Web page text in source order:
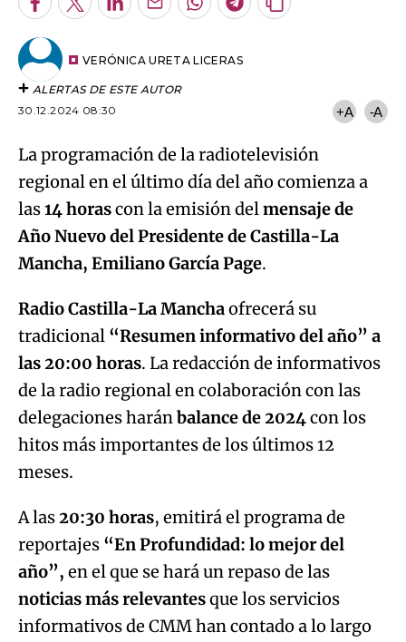
Facebook
TwitterLinkedInEnviarWhatsapp
Telegram
Copiar
VERÓNICA URETA LICERAS
ALERTAS DE ESTE AUTOR
30.12.2024 08:30
+A -A
La programación de la radiotelevisión
regional en el último día del año comienza a
las14 horascon la emisión delmensaje de
Año Nuevo del Presidente de Castilla-La
Mancha, Emiliano García Page.
Radio Castilla-La Manchaofrecerá su
tradicional “Resumen informativo del año” a
las 20:00 horas. La redacción de informativos
de la radio regional en colaboración con las
delegaciones haránbalance de 2024con los
hitos más importantes de los últimos 12
meses.
A las20:30 horas, emitirá el programa de
reportajes “En Profundidad: lo mejor del
año”, en el que se hará un repaso de las
noticias más relevantesque los servicios
informativos de CMM han contado a lo largo